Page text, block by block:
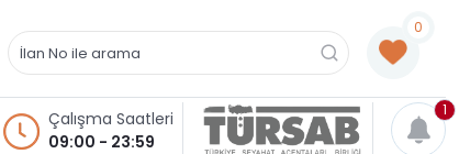
0
Çalışma Saatleri
09:00 - 23:59
1